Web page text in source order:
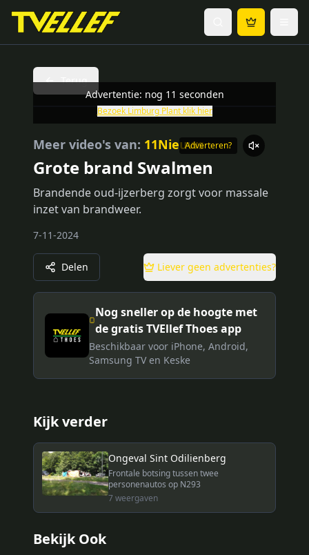
Terug
Adverteren?
Advertentie: nog 11 seconden
Bezoek Limburg Plantklik hier
Meer video's van: 11Nieuws
Grote brand Swalmen
Brandende oud-ijzerberg zorgt voor massale
inzet van brandweer.
7-11-2024
Delen Liever geen advertenties?
Nog sneller op de hoogte met
de gratis TVEllef Thoes app
Beschikbaar voor iPhone, Android,
Samsung TV en Keske
Kijk verder
Ongeval Sint Odilienberg
Frontale botsing tussen twee
personenautos op N293
7 weergaven
Bekijk Ook